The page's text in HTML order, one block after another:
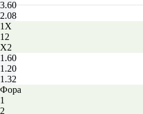
3.60
2.08
1X
12
X2
1.60
1.20
1.32
Фора
1
2